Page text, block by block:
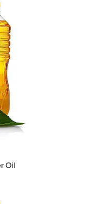
зерна,
и
из
и
с
развитие
Oil